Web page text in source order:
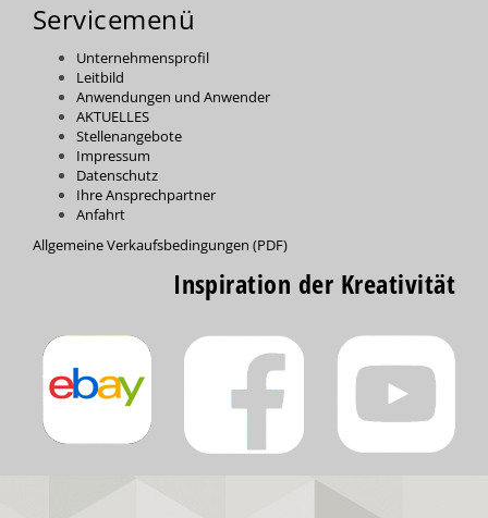
Servicemenü
Unternehmensprofil
Leitbild
Anwendungen und Anwender
AKTUELLES
Stellenangebote
Impressum
Datenschutz
Ihre Ansprechpartner
Anfahrt
Allgemeine Verkaufsbedingungen (PDF)
Inspiration der Kreativität